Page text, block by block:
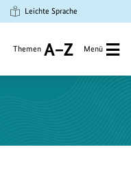
Leichte Sprache
Themen
A
Z
Menü